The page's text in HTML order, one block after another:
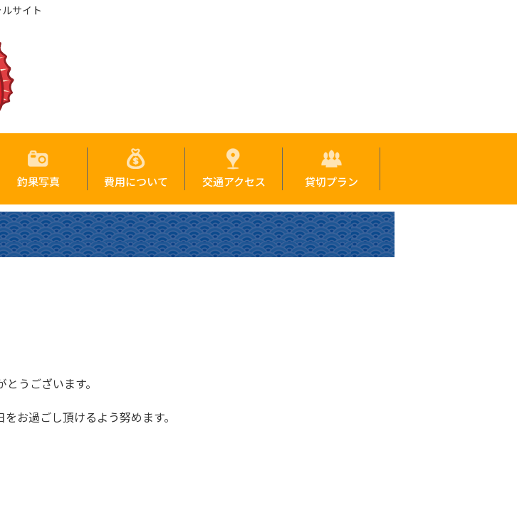
サイト
釣果写真 費用について 交通アクセス 貸切プラン
うございます。
お過ごし頂けるよう努めます。